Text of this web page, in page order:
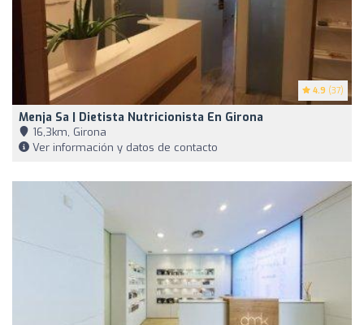
4.9 (37)
Menja Sa | Dietista Nutricionista En Girona
16,3km, Girona
Ver información y datos de contacto